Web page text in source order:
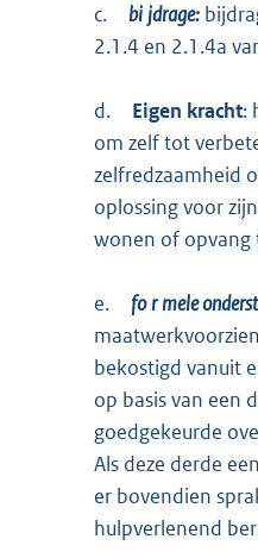
c. bi jdrage:
2.1.4 en 2.1.4a
d. Eigen kracht:
om zelf tot
zelfredzaamheid
oplossing voor
wonen of opvang
e. fo rmele
bekostigd vanuit
op basis van een
goedgekeurde
Als deze derde
er bovendien
hulpverlenend